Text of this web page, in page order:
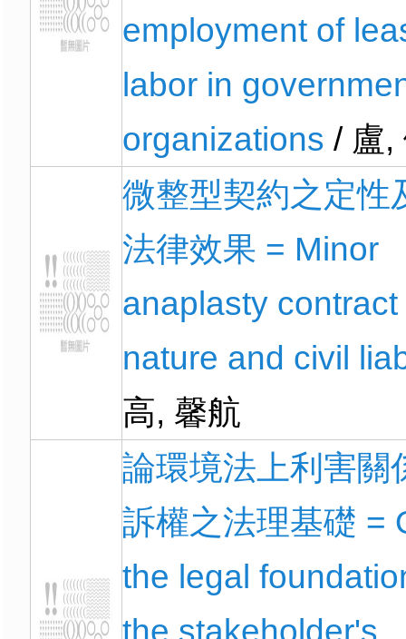
employment of
labor in
organizations / 盧,
微整型契約之定性
法律效果 = Minor
anaplasty contract
nature and civil
高, 馨航
論環境法上利害關
訴權之法理基礎 =
the legal
the stakeholder's